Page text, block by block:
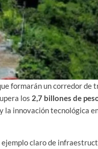
formarán un corredor de
los 2,7 billones de
la innovación tecnológica
ejemplo claro de